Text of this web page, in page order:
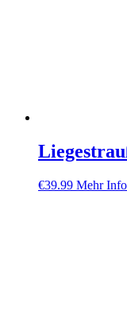
€39.99 Mehr